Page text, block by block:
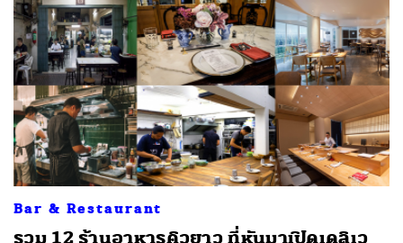
Bar & Restaurant
รวม 12 ร้านอาหารคิวยาว ที่หันมาเปิดเดลิเว